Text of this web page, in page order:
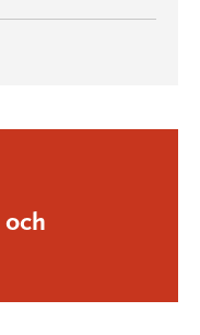
och